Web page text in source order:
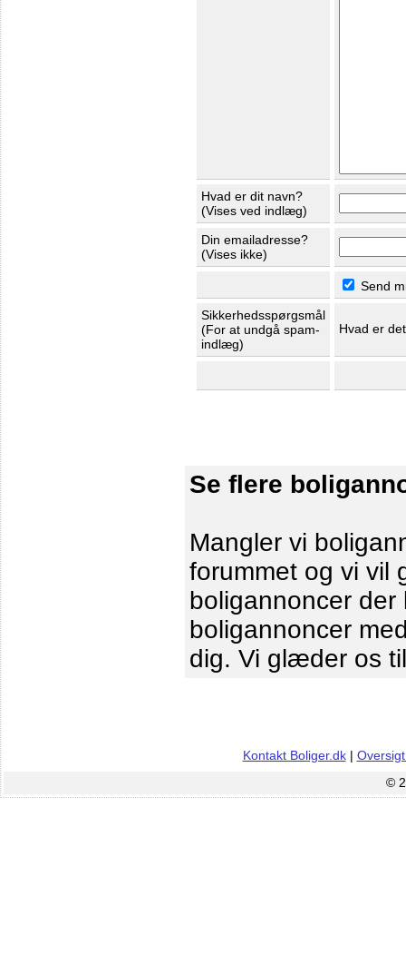
Hvad er dit navn?
(Vises ved indlæg)
Din emailadresse?
(Vises ikke)
Send
Sikkerhedsspørgsmål
(For at undgå spam-
indlæg)
Hvad er
Se flere
Mangler vi
forummet og vi vil
boligannoncer der
boligannoncer
dig. Vi glæder os
Kontakt Boliger.dk|
©